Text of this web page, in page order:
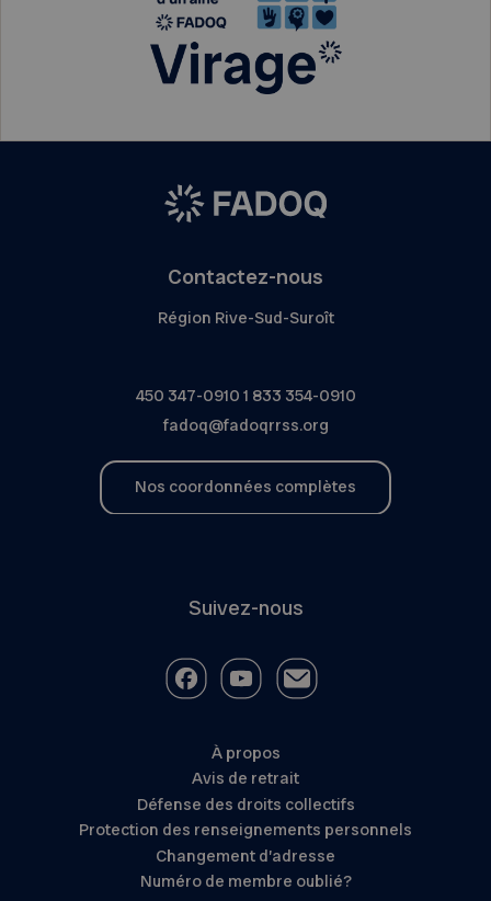
Contactez-nous
Région Rive-Sud-Suroît
450 347-0910 1 833 354-0910
fadoq@fadoqrrss.org
Nos coordonnées complètes
Suivez-nous
À propos
Avis de retrait
Défense des droits collectifs
Protection des renseignements personnels
Changement d’adresse
Numéro de membre oublié?